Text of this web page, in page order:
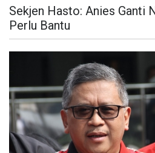
Sekjen Hasto: Anies Ganti
Perlu Bantu